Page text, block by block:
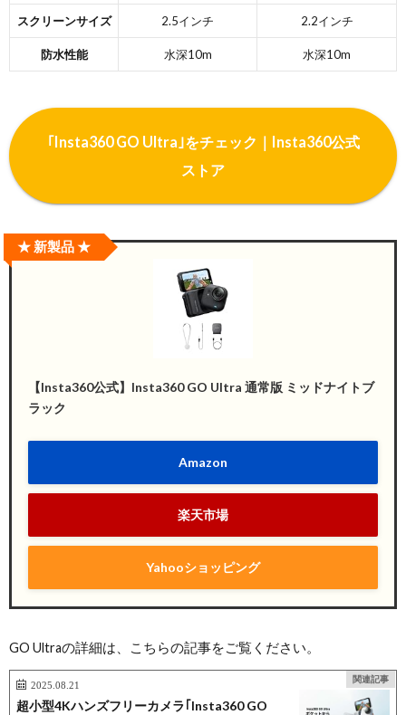
スクリーンサイズ 2.5インチ 2.2インチ
防水性能 水深10m 水深10m
｢Insta360 GO Ultra｣をチェック｜Insta360公式
ストア
【Insta360公式】Insta360 GO Ultra 通常版 ミッドナイトブ
ラック
Amazon
楽天市場
Yahooショッピング
★ 新製品 ★
GO Ultraの詳細は、こちらの記事をご覧ください。
関連記事
2025.08.21
超小型4Kハンズフリーカメラ｢Insta360 GO